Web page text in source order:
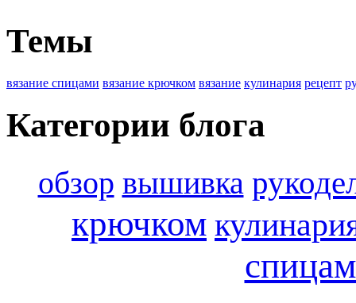
Темы
вязание спицами вязание крючком вязание кулинария рецепт
Категории блога
обзор вышивка
крючком